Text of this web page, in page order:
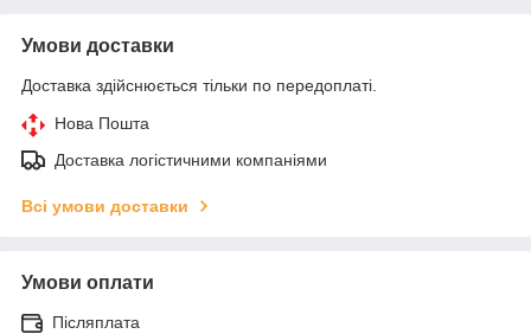
Умови доставки
Доставка здійснюється тільки по передоплаті.
Нова Пошта
Доставка логістичними компаніями
Всі умови доставки
Умови оплати
Післяплата